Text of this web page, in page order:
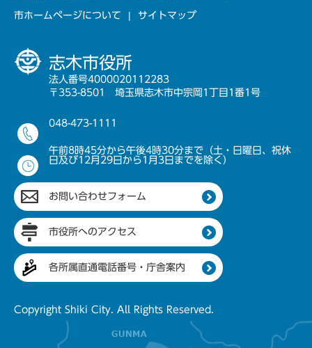
市ホームページについて サイトマップ
志木市役所
法人番号4000020112283
〒353-8501 埼玉県志木市中宗岡1丁目1番1号
048-473-1111
午前8時45分から午後4時30分まで（土・日曜日、祝休
日及び12月29日から1月3日までを除く）
お問い合わせフォーム
市役所へのアクセス
各所属直通電話番号・庁舎案内
Copyright Shiki City. All Rights Reserved.